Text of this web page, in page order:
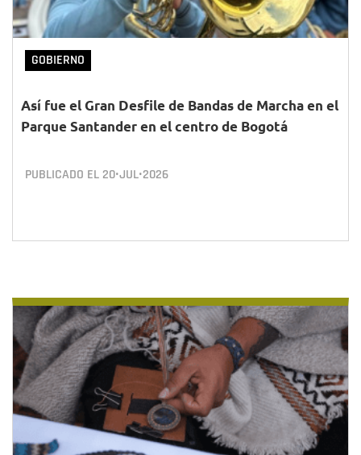
GOBIERNO
Así fue el Gran Desfile de Bandas de Marcha en el
Parque Santander en el centro de Bogotá
PUBLICADO EL 20•JUL•2026